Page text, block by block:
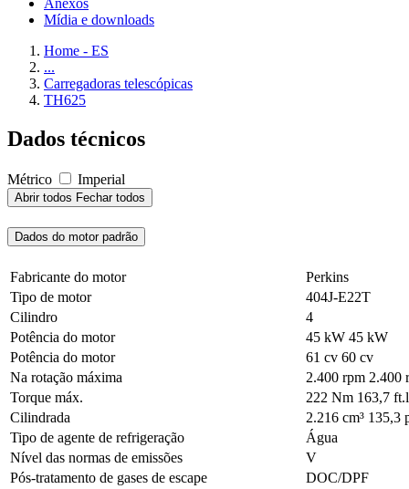
Anexos
Mídia e downloads
Home - ES
...
Carregadoras telescópicas
TH625
Dados técnicos
Métrico Imperial
Abrir todos Fechar todos
Dados do motor padrão
Fabricante do motor
Perkins
Tipo de motor
404J-E22T
Cilindro
4
Potência do motor
45 kW 45 kW
Potência do motor
61 cv 60 cv
Na rotação máxima
2.400 rpm 2.400
Torque máx.
222 Nm 163,7
Cilindrada
2.216 cm³ 135,3
Tipo de agente de refrigeração
Água
Nível das normas de emissões
V
Pós-tratamento de gases de escape
DOC/DPF